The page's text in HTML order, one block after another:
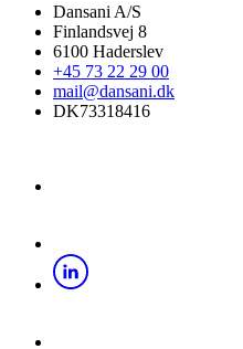
Dansani A/S
Finlandsvej 8
6100 Haderslev
+45 73 22 29 00
mail@dansani.dk
DK73318416